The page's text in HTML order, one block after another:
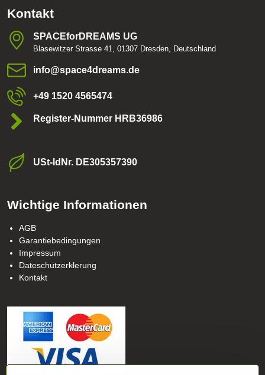
Kontakt
SPACEforDREAMS UG
Blasewitzer Strasse 41, 01307 Dresden, Deutschland
info​@space4dreams​.de
+49 1520 4565474
Register-Nummer HRB36986
USt-ldNr​. DE305357390
Wichtige Informationen
AGB
Garantiebedingungen
Impressum
Dateschutzerklerung
Kontakt